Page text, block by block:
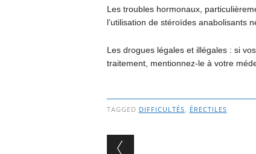
Les troubles hormonaux,
l’utilisation de stéroïdes anabolisants
Les drogues légales et illégales : si
traitement, mentionnez-le à votre
TAGGED DIFFICULTÉS, ÉRECTILES